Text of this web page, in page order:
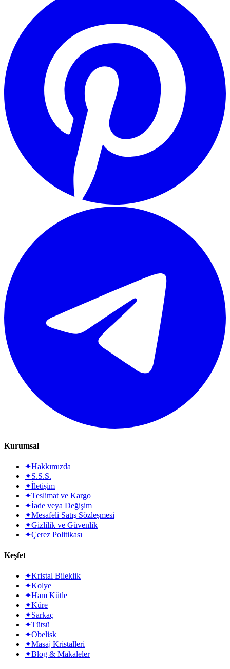
Kurumsal
✦Hakkımızda
✦S.S.S.
✦İletişim
✦Teslimat ve Kargo
✦İade veya Değişim
✦Mesafeli Satış Sözleşmesi
✦Gizlilik ve Güvenlik
✦Çerez Politikası
Keşfet
✦Kristal Bileklik
✦Kolye
✦Ham Kütle
✦Küre
✦Sarkaç
✦Tütsü
✦Obelisk
✦Masaj Kristalleri
✦Blog & Makaleler